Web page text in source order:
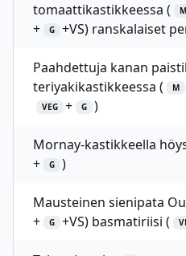
tomaattikastikkeessa (
M
+ G +VS) ranskalaiset
Paahdettuja kanan
teriyakikastikkeessa (
M
VEG + G )
Mornay-kastikkeella
+ G )
Mausteinen sienipata
+ G +VS) basmatiriisi (